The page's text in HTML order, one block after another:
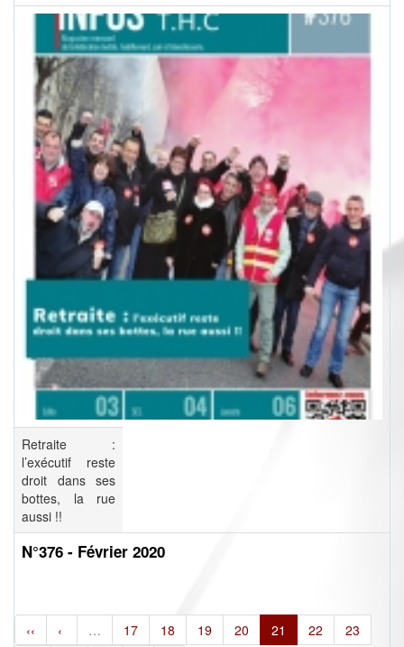
Retraite :
l’exécutif reste
droit dans ses
bottes, la rue
aussi !!
N°376 - Février 2020
‹‹ ‹ … 17 18 19 20 21 22 23